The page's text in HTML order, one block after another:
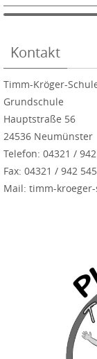
Kontakt
Timm-Kröger-
Grundschule
Hauptstraße 56
24536 Neumünster
Telefon: 04321 /
Fax: 04321 / 942
Mail: timm-